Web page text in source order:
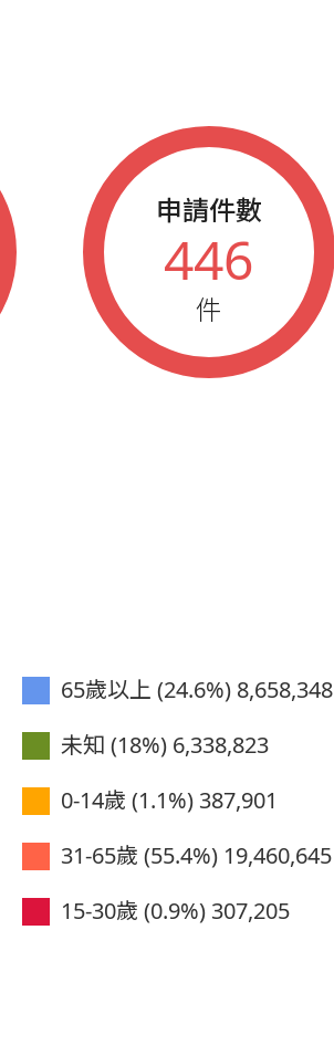
申請件數
446
件
65歲以上 (24.6%) 8,658,348
未知 (18%) 6,338,823
0-14歲 (1.1%) 387,901
31-65歲 (55.4%) 19,460,645
15-30歲 (0.9%) 307,205